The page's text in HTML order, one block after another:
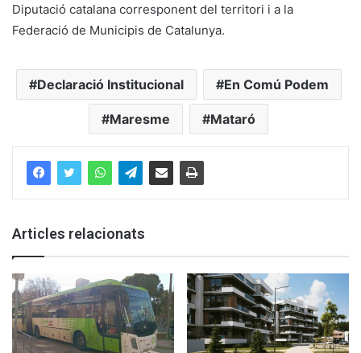
Diputació catalana corresponent del territori i a la
Federació de Municipis de Catalunya.
Declaració Institucional En Comú Podem
Maresme Mataró
Articles relacionats